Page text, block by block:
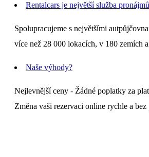
Rentalcars je největší služba
Spolupracujeme s největšími
více než 28 000 lokacích, v 180 zemích
Naše výhody?
Nejlevnější ceny - Žádné poplatky za
Změna vaši rezervaci online rychle a bez